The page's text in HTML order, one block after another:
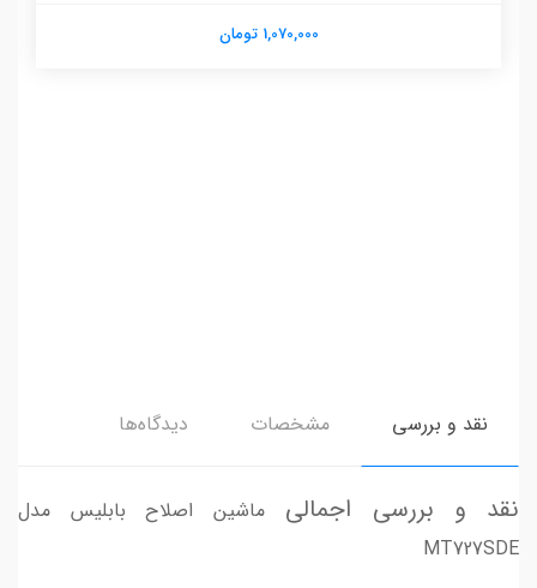
1,070,000 تومان
نقد و بررسی مشخصات دیدگاه‌ها
نقد و بررسی اجمالی ماشین اصلاح بابلیس مدل
MT727SDE